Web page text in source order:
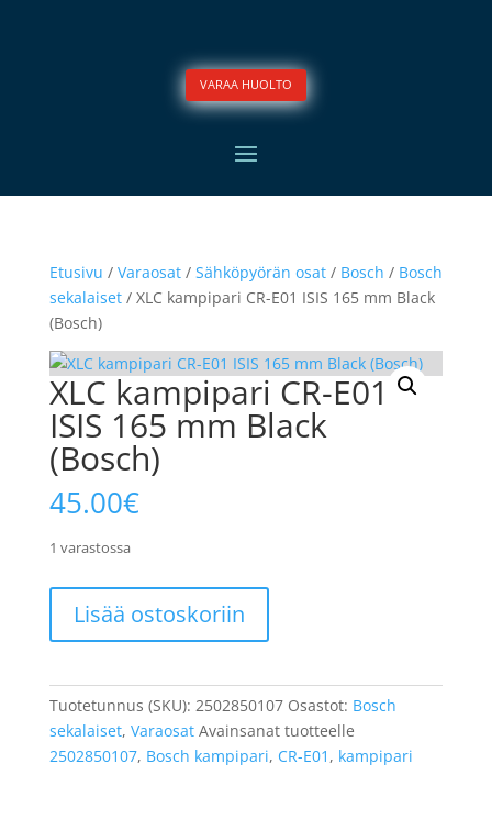
VARAA HUOLTO
Etusivu / Varaosat/ Sähköpyörän osat/ Bosch / Bosch
sekalaiset/ XLC kampipari CR-E01 ISIS 165 mm Black
(Bosch)
XLC kampipari CR-E01
ISIS 165 mm Black
(Bosch)
45.00€
1 varastossa
kampipari
CR-
ISIS
165
mm
Lisää ostoskoriin
Tuotetunnus (SKU): 2502850107 Osastot: Bosch
sekalaiset, Varaosat Avainsanat tuotteelle
2502850107, Bosch kampipari, CR-E01 , kampipari